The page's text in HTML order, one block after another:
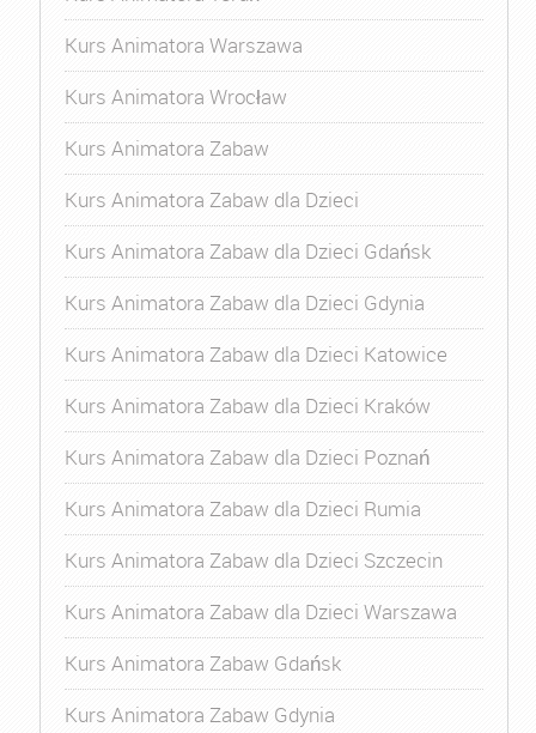
Kurs Animatora Warszawa
Kurs Animatora Wrocław
Kurs Animatora Zabaw
Kurs Animatora Zabaw dla Dzieci
Kurs Animatora Zabaw dla Dzieci Gdańsk
Kurs Animatora Zabaw dla Dzieci Gdynia
Kurs Animatora Zabaw dla Dzieci Katowice
Kurs Animatora Zabaw dla Dzieci Kraków
Kurs Animatora Zabaw dla Dzieci Poznań
Kurs Animatora Zabaw dla Dzieci Rumia
Kurs Animatora Zabaw dla Dzieci Szczecin
Kurs Animatora Zabaw dla Dzieci Warszawa
Kurs Animatora Zabaw Gdańsk
Kurs Animatora Zabaw Gdynia